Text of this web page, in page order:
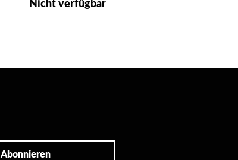
Nicht verfügbar
Abonnieren